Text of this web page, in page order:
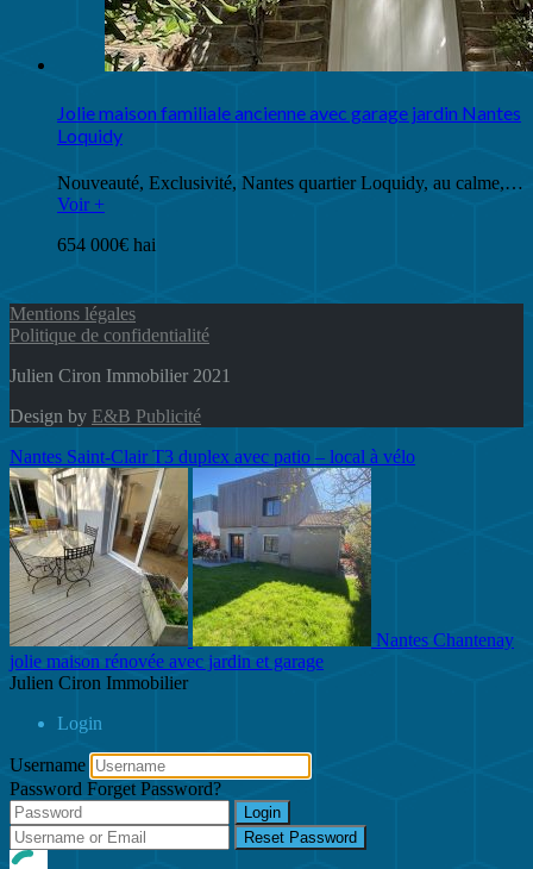
Jolie maison familiale ancienne avec garage jardin Nantes
Loquidy
Nouveauté, Exclusivité, Nantes quartier Loquidy, au calme,…
Voir +
654 000€ hai
Mentions légales
Politique de confidentialité
Julien Ciron Immobilier 2021
Design by E&B Publicité
Nantes Saint-Clair T3 duplex avec patio – local à vélo
Nantes Chantenay
jolie maison rénovée avec jardin et garage
Julien Ciron Immobilier
Login
Username
Password Forget Password?
Login
Reset Password